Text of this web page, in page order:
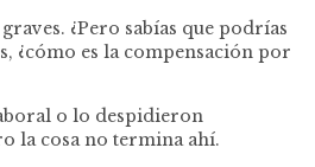
¿Pero sabías que podrías
¿cómo es la compensación por
o lo despidieron
la cosa no termina ahí.